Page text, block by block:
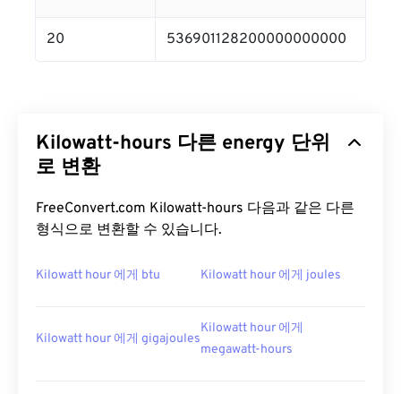
20 536901128200000000000
Kilowatt-hours 다른 energy 단위
로 변환
FreeConvert.com Kilowatt-hours 다음과 같은 다른
형식으로 변환할 수 있습니다.
Kilowatt hour 에게 btu Kilowatt hour 에게 joules
Kilowatt hour 에게 gigajoules
Kilowatt hour 에게
megawatt-hours